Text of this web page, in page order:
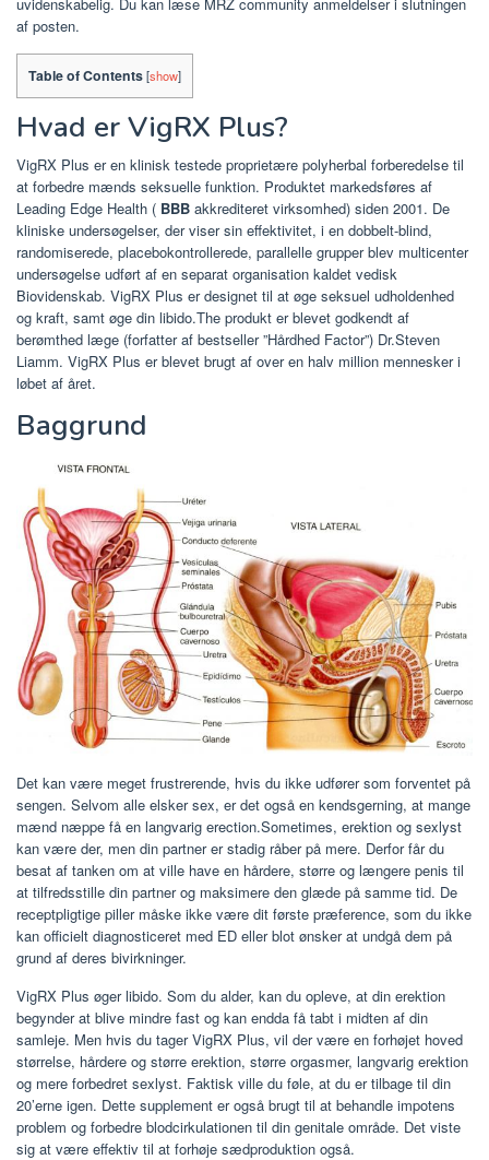
uvidenskabelig. Du kan læse MRZ community anmeldelser i slutningen
af ​​posten.
Table of Contents[show]
Hvad er VigRX Plus?
VigRX Plus er en klinisk testede proprietære polyherbal forberedelse til
at forbedre mænds seksuelle funktion. Produktet markedsføres af
Leading Edge Health ( BBB akkrediteret virksomhed) siden 2001. De
kliniske undersøgelser, der viser sin effektivitet, i en dobbelt-blind,
randomiserede, placebokontrollerede, parallelle grupper blev multicenter
undersøgelse udført af en separat organisation kaldet vedisk
Biovidenskab. VigRX Plus er designet til at øge seksuel udholdenhed
og kraft, samt øge din libido.The produkt er blevet godkendt af
berømthed læge (forfatter af bestseller ”Hårdhed Factor”) Dr.Steven
Liamm. VigRX Plus er blevet brugt af over en halv million mennesker i
løbet af året.
Baggrund
Det kan være meget frustrerende, hvis du ikke udfører som forventet på
sengen. Selvom alle elsker sex, er det også en kendsgerning, at mange
mænd næppe få en langvarig erection.Sometimes, erektion og sexlyst
kan være der, men din partner er stadig råber på mere. Derfor får du
besat af tanken om at ville have en hårdere, større og længere penis til
at tilfredsstille din partner og maksimere den glæde på samme tid. De
receptpligtige piller måske ikke være dit første præference, som du ikke
kan officielt diagnosticeret med ED eller blot ønsker at undgå dem på
grund af deres bivirkninger.
VigRX Plus øger libido. Som du alder, kan du opleve, at din erektion
begynder at blive mindre fast og kan endda få tabt i midten af ​​din
samleje. Men hvis du tager VigRX Plus, vil der være en forhøjet hoved
størrelse, hårdere og større erektion, større orgasmer, langvarig erektion
og mere forbedret sexlyst. Faktisk ville du føle, at du er tilbage til din
20’erne igen. Dette supplement er også brugt til at behandle impotens
problem og forbedre blodcirkulationen til din genitale område. Det viste
sig at være effektiv til at forhøje sædproduktion også.